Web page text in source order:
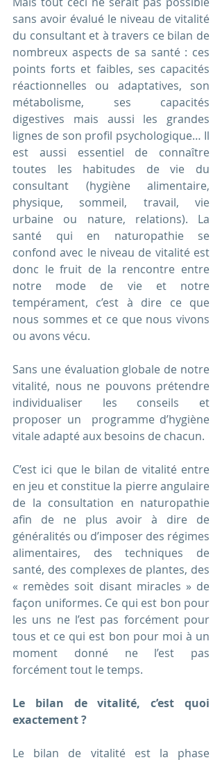
sans avoir évalué le niveau de vitalité
du consultant et à travers ce bilan de
nombreux aspects de sa santé : ces
points forts et faibles, ses capacités
réactionnelles ou adaptatives, son
métabolisme, ses capacités
digestives mais aussi les grandes
lignes de son profil psychologique… Il
est aussi essentiel de connaître
toutes les habitudes de vie du
consultant (hygiène alimentaire,
physique, sommeil, travail, vie
urbaine ou nature, relations). La
santé qui en naturopathie se
confond avec le niveau de vitalité est
donc le fruit de la rencontre entre
notre mode de vie et notre
tempérament, c’est à dire ce que
nous sommes et ce que nous vivons
ou avons vécu.
Sans une évaluation globale de notre
vitalité, nous ne pouvons prétendre
individualiser les conseils et
proposer un  programme d’hygiène
vitale adapté aux besoins de chacun.
C’est ici que le bilan de vitalité entre
en jeu et constitue la pierre angulaire
de la consultation en naturopathie
afin de ne plus avoir à dire de
généralités ou d’imposer des régimes
alimentaires, des techniques de
santé, des complexes de plantes, des
« remèdes soit disant miracles » de
façon uniformes. Ce qui est bon pour
les uns ne l’est pas forcément pour
tous et ce qui est bon pour moi à un
moment donné ne l’est pas
forcément tout le temps.
Le bilan de vitalité, c’est quoi
exactement ?
Le bilan de vitalité est la phase